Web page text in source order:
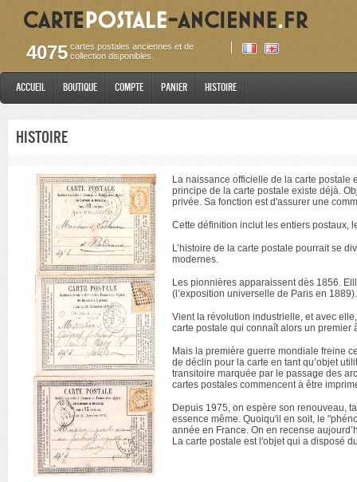
4075 cartes postales anciennes et de
collection disponibles.
Accueil Boutique Compte Panier Histoire
Histoire
La naissance officielle de la carte postale
principe de la carte postale existe déjà.
privée. Sa fonction est d'assurer une
Cette définition inclut les entiers postaux,
L’histoire de la carte postale pourrait se
modernes.
Les pionnières apparaissent dès 1856.
(l’exposition universelle de Paris en 1889).
Vient la révolution industrielle, et avec
carte postale qui connaît alors un premier
Mais la première guerre mondiale freine
de déclin pour la carte en tant qu’objet
transitoire marquée par le passage des
cartes postales commencent à être
Depuis 1975, on espère son renouveau,
essence même. Quoiqu'il en soit, le
année en France. On en recense
La carte postale est l'objet qui a disposé